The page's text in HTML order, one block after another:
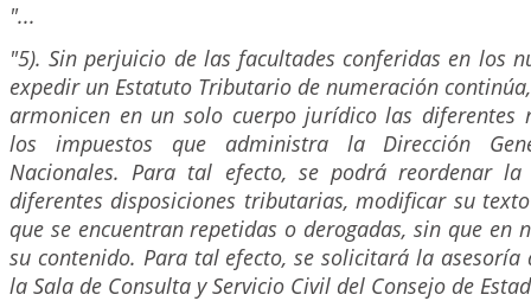
"...
"5). Sin perjuicio de las facultades conferidas en los
expedir un Estatuto Tributario de numeración
armonicen en un solo cuerpo jurídico las diferentes
los impuestos que administra la Dirección
Nacionales. Para tal efecto, se podrá reordenar
diferentes disposiciones tributarias, modificar su
que se encuentran repetidas o derogadas, sin que en
su contenido. Para tal efecto, se solicitará la asesoría
la Sala de Consulta y Servicio Civil del Consejo de